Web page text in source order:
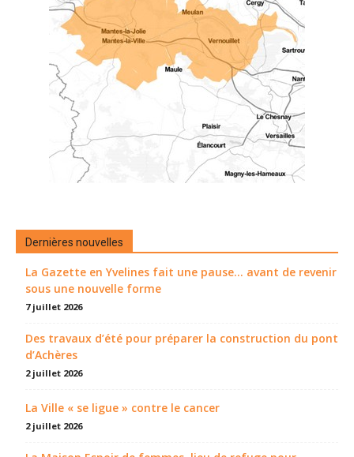
Dernières nouvelles
La Gazette en Yvelines fait une pause... avant de revenir
sous une nouvelle forme
7 juillet 2026
Des travaux d’été pour préparer la construction du pont
d’Achères
2 juillet 2026
La Ville « se ligue » contre le cancer
2 juillet 2026